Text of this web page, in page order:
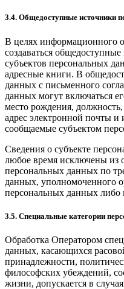
3.4. Общедоступные источники
В целях информационного
создаваться
субъектов персональных
адресные книги. В
данных с письменного
данных могут включаться
место рождения,
адрес электронной почты
сообщаемые субъектом
Сведения о субъекте
любое время исключены из
персональных данных по
данных, уполномоченного
персональных данных либо
3.5. Специальные категории
Обработка Оператором
данных, касающихся
принадлежности,
философских убеждений,
жизни, допускается в